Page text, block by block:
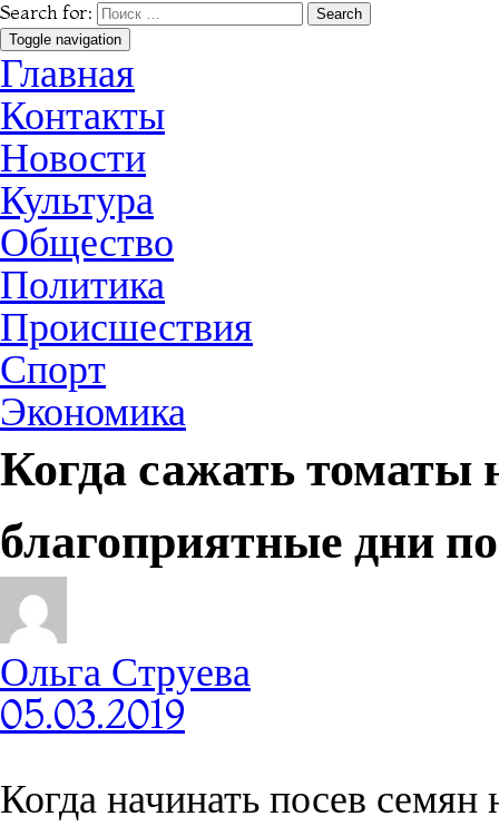
Search for:
Toggle navigation
Главная
Контакты
Новости
Культура
Общество
Политика
Происшествия
Спорт
Экономика
Когда сажать томаты
благоприятные дни
Ольга Струева
05.03.2019
Когда начинать посев